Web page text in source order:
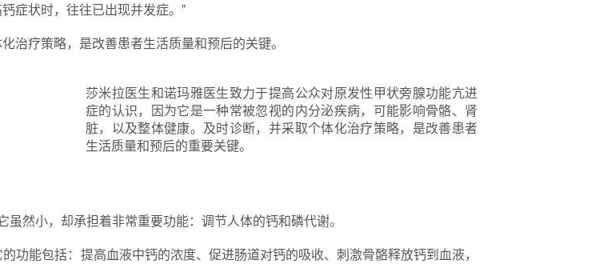
症状时，往往已出现并发症。”
治疗策略，是改善患者生活质量和预后的关键。
莎米拉医生和诺玛雅医生致力于提高公众对原发性甲状旁腺功能亢进
症的认识，因为它是一种常被忽视的内分泌疾病，可能影响骨骼、肾
脏，以及整体健康。及时诊断，并采取个体化治疗策略，是改善患者
生活质量和预后的重要关键。
然小，却承担着非常重要功能：调节人体的钙和磷代谢。
功能包括：提高血液中钙的浓度、促进肠道对钙的吸收、刺激骨骼释放钙到血液，